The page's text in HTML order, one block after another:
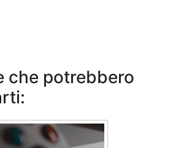
che potrebbero